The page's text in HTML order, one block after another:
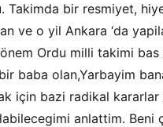
Takimda bir resmiyet,
ve o yil Ankara ‘da
Ordu milli takimi bas
baba olan,Yarbayim
için bazi radikal
anlattim. Beni